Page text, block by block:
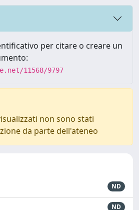
per citare o creare un
11568/9797
non sono stati
da parte dell'ateneo
ND
ND